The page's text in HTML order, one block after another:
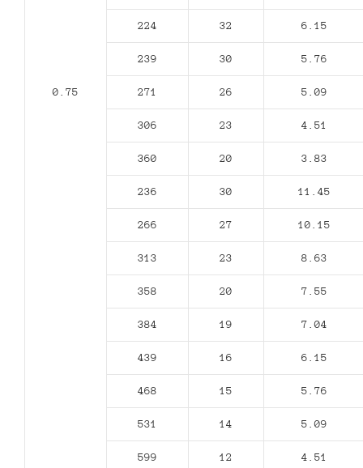
0.75
224 32 6.15
239 30 5.76
271 26 5.09
306 23 4.51
360 20 3.83
236 30 11.45
266 27 10.15
313 23 8.63
358 20 7.55
384 19 7.04
439 16 6.15
468 15 5.76
531 14 5.09
599 12 4.51